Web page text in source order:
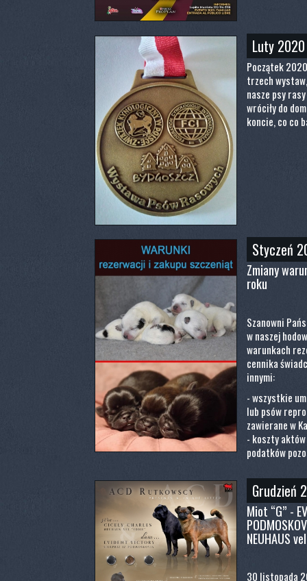
Luty 2020
Początek
trzech
nasze psy
wróciły do
koncie, co co
Styczeń
Zmiany
roku
Szanowni
w naszej
warunkach
cennika
innymi:
- wszystkie
lub psów
zawierane w
- koszty
podatków
Grudzień
Miot “G” -
NEUHAUS
30 listopada